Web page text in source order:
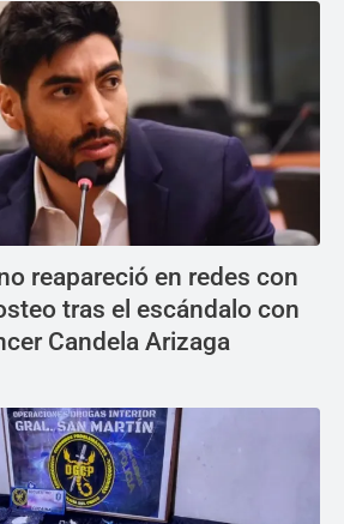
reapareció en redes con
tras el escándalo con
Candela Arizaga